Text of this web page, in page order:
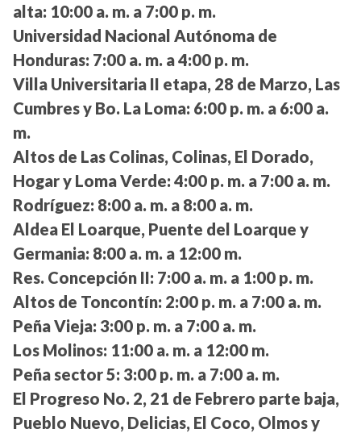
alta: 10:00 a. m. a 7:00 p. m.
Universidad Nacional Autónoma de
Honduras: 7:00 a. m. a 4:00 p. m.
Villa Universitaria II etapa, 28 de Marzo, Las
Cumbres y Bo. La Loma: 6:00 p. m. a 6:00 a.
m.
Altos de Las Colinas, Colinas, El Dorado,
Hogar y Loma Verde: 4:00 p. m. a 7:00 a. m.
Rodríguez: 8:00 a. m. a 8:00 a. m.
Aldea El Loarque, Puente del Loarque y
Germania: 8:00 a. m. a 12:00 m.
Res. Concepción II: 7:00 a. m. a 1:00 p. m.
Altos de Toncontín: 2:00 p. m. a 7:00 a. m.
Peña Vieja: 3:00 p. m. a 7:00 a. m.
Los Molinos: 11:00 a. m. a 12:00 m.
Peña sector 5: 3:00 p. m. a 7:00 a. m.
El Progreso No. 2, 21 de Febrero parte baja,
Pueblo Nuevo, Delicias, El Coco, Olmos y